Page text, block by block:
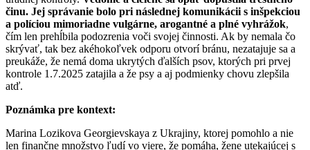
činu. Jej správanie bolo pri následnej komunikácii s inšpekciou
a políciou mimoriadne vulgárne, arogantné a plné vyhrážok,
čím len prehĺbila podozrenia voči svojej činnosti. Ak by nemala čo
skrývať, tak bez akéhokoľvek odporu otvorí bránu, nezatajuje sa a
preukáže, že nemá doma ukrytých ďalších psov, ktorých pri prvej
kontrole 1.7.2025 zatajila a že psy a aj podmienky chovu zlepšila
atď.
Poznámka pre kontext:
Marina Lozikova Georgievskaya z Ukrajiny, ktorej pomohlo a nie
len finančne množstvo ľudí vo viere, že pomáha, žene utekajúcej s